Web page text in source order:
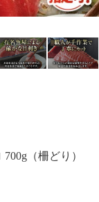
（柵どり）